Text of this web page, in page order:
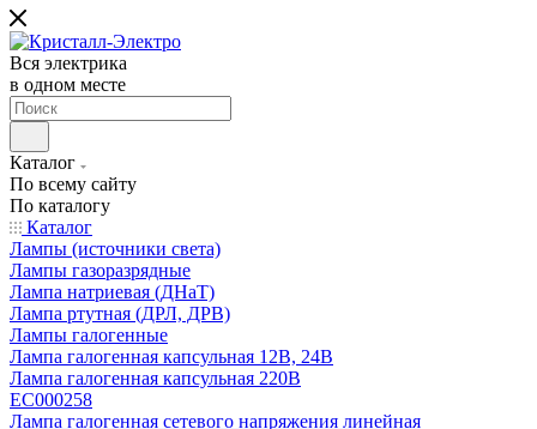
Вся электрика
в одном месте
Каталог
По всему сайту
По каталогу
Каталог
Лампы (источники света)
Лампы газоразрядные
Лампа натриевая (ДНаТ)
Лампа ртутная (ДРЛ, ДРВ)
Лампы галогенные
Лампа галогенная капсульная 12В, 24В
Лампа галогенная капсульная 220В
EC000258
Лампа галогенная сетевого напряжения линейная